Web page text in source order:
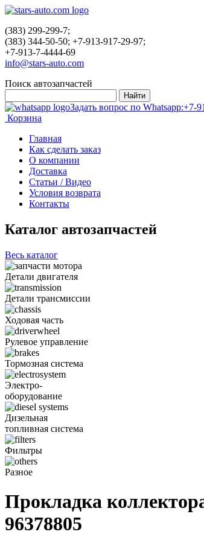
(383) 299-299-7;
(383) 344-50-50; +7-913-917-29-97;
+7-913-7-4444-69
info@stars-auto.com
Поиск автозапчастей
Задать вопрос по Whatsapp:+7-
Корзина
Главная
Как сделать заказ
О компании
Доставка
Статьи / Видео
Условия возврата
Контакты
Каталог автозапчастей
Весь каталог
Детали двигателя
Детали трансмиссии
Ходовая часть
Рулевое управление
Тормозная система
Электро-
оборудование
Дизельная
топливная система
Фильтры
Разное
Прокладка
96378805